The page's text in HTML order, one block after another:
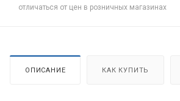
отличаться от цен в розничных магазинах
ОПИСАНИЕ КАК КУПИТЬ